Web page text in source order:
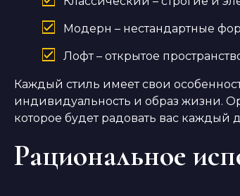
Модерн – нестандартные
Лофт – открытое
Каждый стиль имеет свои
индивидуальность и образ жизни.
которое будет радовать вас каждый
Рациональное